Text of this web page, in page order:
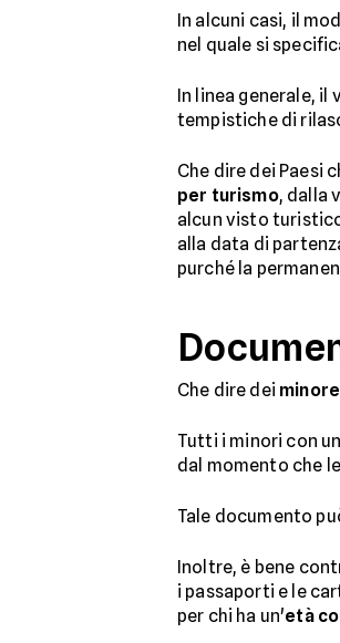
In alcuni casi, il
nel quale si
In linea generale, il
tempistiche di
Che dire dei Paesi
per turismo, dalla
alcun visto
alla data di
purché la
Che dire dei
Tutti i minori con
dal momento che
Tale documento
Inoltre, è bene
i passaporti e le
per chi ha un'età